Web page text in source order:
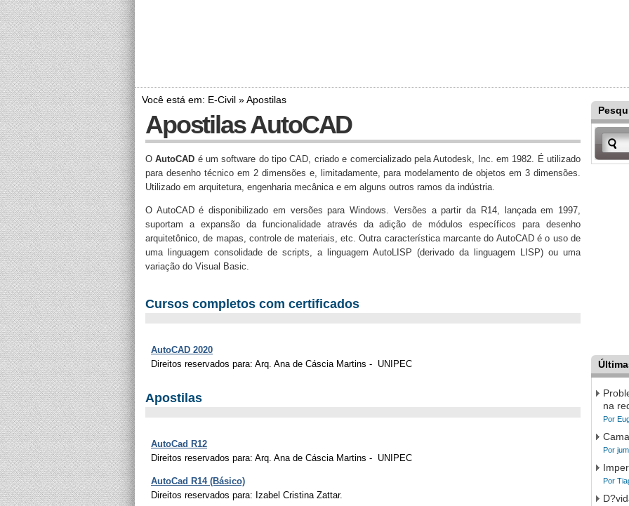
Você está em: E-Civil » Apostilas
Apostilas AutoCAD
OAutoCAD é um software do tipo CAD, criado e comercializado pela Autodesk, Inc. em 1982. É utilizado
para desenho técnico em 2 dimensões e, limitadamente, para modelamento de objetos em 3 dimensões.
Utilizado em arquitetura, engenharia mecânica e em alguns outros ramos da indústria.
O AutoCAD é disponibilizado em versões para Windows. Versões a partir da R14, lançada em 1997,
suportam a expansão da funcionalidade através da adição de módulos específicos para desenho
arquitetônico, de mapas, controle de materiais, etc. Outra característica marcante do AutoCAD é o uso de
uma linguagem consolidade de scripts, a linguagem AutoLISP (derivado da linguagem LISP) ou uma
variação do Visual Basic.
Cursos completos com certificados
AutoCAD 2020
Direitos reservados para: Arq. Ana de Cáscia Martins - UNIPEC
Apostilas
AutoCad R12
Direitos reservados para: Arq. Ana de Cáscia Martins - UNIPEC
AutoCad R14 (Básico)
Direitos reservados para: Izabel Cristina Zattar.
na
Por
Por
Por